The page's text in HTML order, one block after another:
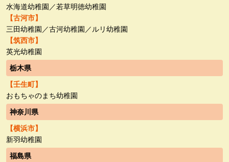
水海道幼稚園／若草明徳幼稚園
【古河市】
三田幼稚園／古河幼稚園／ルリ幼稚園
【筑西市】
英光幼稚園
栃木県
【壬生町】
おもちゃのまち幼稚園
神奈川県
【横浜市】
新羽幼稚園
福島県